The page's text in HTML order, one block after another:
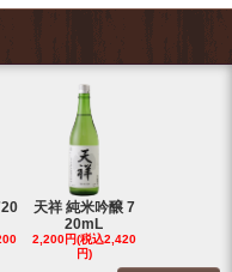
天祥 純米吟醸 7
20mL
2,200円(税込2,420
円)